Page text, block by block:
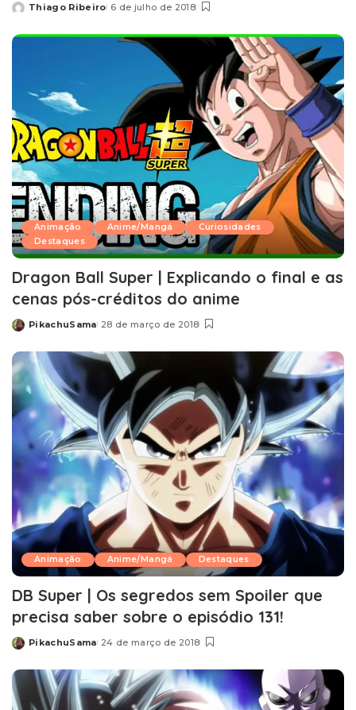
Posted
Thiago Ribeiro 6 de julho de 2018
Animação Anime/Mangá
Curiosidades
Destaques
Dragon Ball Super | Explicando o final e as
cenas pós-créditos do anime
Posted
PikachuSama 28 de março de 2018
Animação Anime/Mangá Destaques
DB Super | Os segredos sem Spoiler que
precisa saber sobre o episódio 131!
Posted
PikachuSama 24 de março de 2018